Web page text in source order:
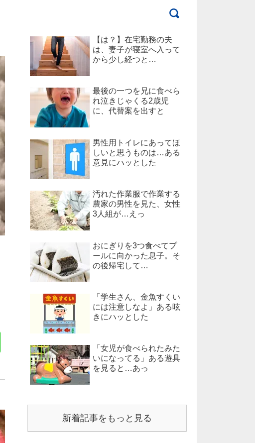
【は？】在宅勤務の夫
は、妻子が寝室へ入って
から少し経つと…
最後の一つを兄に食べら
れ泣きじゃくる2歳児
に、代替案を出すと
男性用トイレにあってほ
しいと思うものは…ある
意見にハッとした
汚れた作業服で作業する
農家の男性を見た、女性
3人組が…えっ
おにぎりを3つ食べてプ
ールに向かった息子。そ
の後帰宅して…
「学生さん、金魚すくい
には注意しなよ」ある呟
きにハッとした
「女児が食べられたみた
いになってる」ある遊具
を見ると…あっ
新着記事をもっと見る